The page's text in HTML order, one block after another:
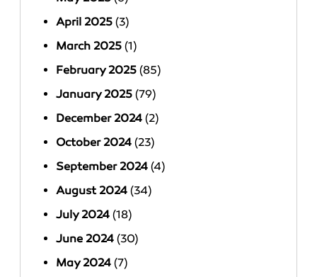
April 2025 (3)
March 2025 (1)
February 2025 (85)
January 2025 (79)
December 2024 (2)
October 2024 (23)
September 2024 (4)
August 2024 (34)
July 2024 (18)
June 2024 (30)
May 2024 (7)